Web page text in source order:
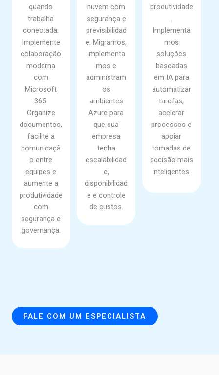
quando
trabalha
conectada.
Implemente
colaboração
moderna
com
Microsoft
365.
Organize
documentos,
facilite a
comunicaçã
o entre
equipes e
aumente a
produtividade
com
segurança e
governança.
nuvem com
segurança e
previsibilidad
e. Migramos,
implementa
mos e
administram
os
ambientes
Azure para
que sua
empresa
tenha
escalabilidad
e,
disponibilidad
e e controle
de custos.
produtividade
.
Implementa
mos
soluções
baseadas
em IA para
automatizar
tarefas,
acelerar
processos e
apoiar
tomadas de
decisão mais
inteligentes.
FALE COM UM ESPECIALISTA